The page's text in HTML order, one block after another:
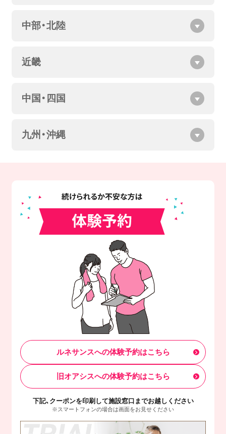
中部・北陸
近畿
中国・四国
九州・沖縄
ルネサンスへの体験予約はこちら
旧オアシスへの体験予約はこちら
下記、クーポンを印刷して施設窓口までお越しください
※スマートフォンの場合は画面をお見せください